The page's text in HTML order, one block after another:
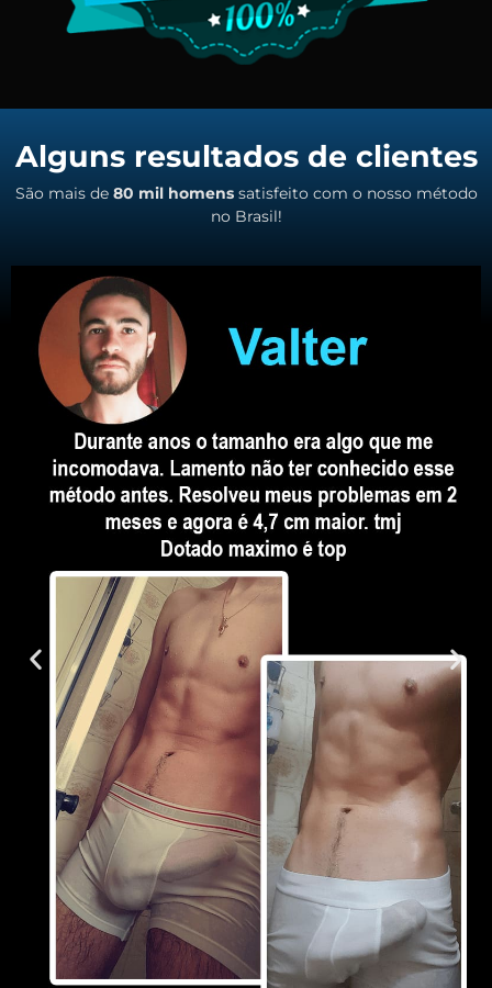
Alguns resultados de clientes
São mais de 80 mil homenssatisfeito com o nosso método
no Brasil!